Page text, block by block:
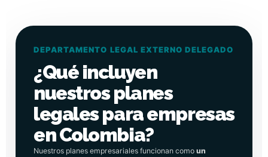
DEPARTAMENTO LEGAL EXTERNO DELEGADO
¿Qué incluyen
nuestros planes
legales para empresas
en Colombia?
Nuestros planes empresariales funcionan como un